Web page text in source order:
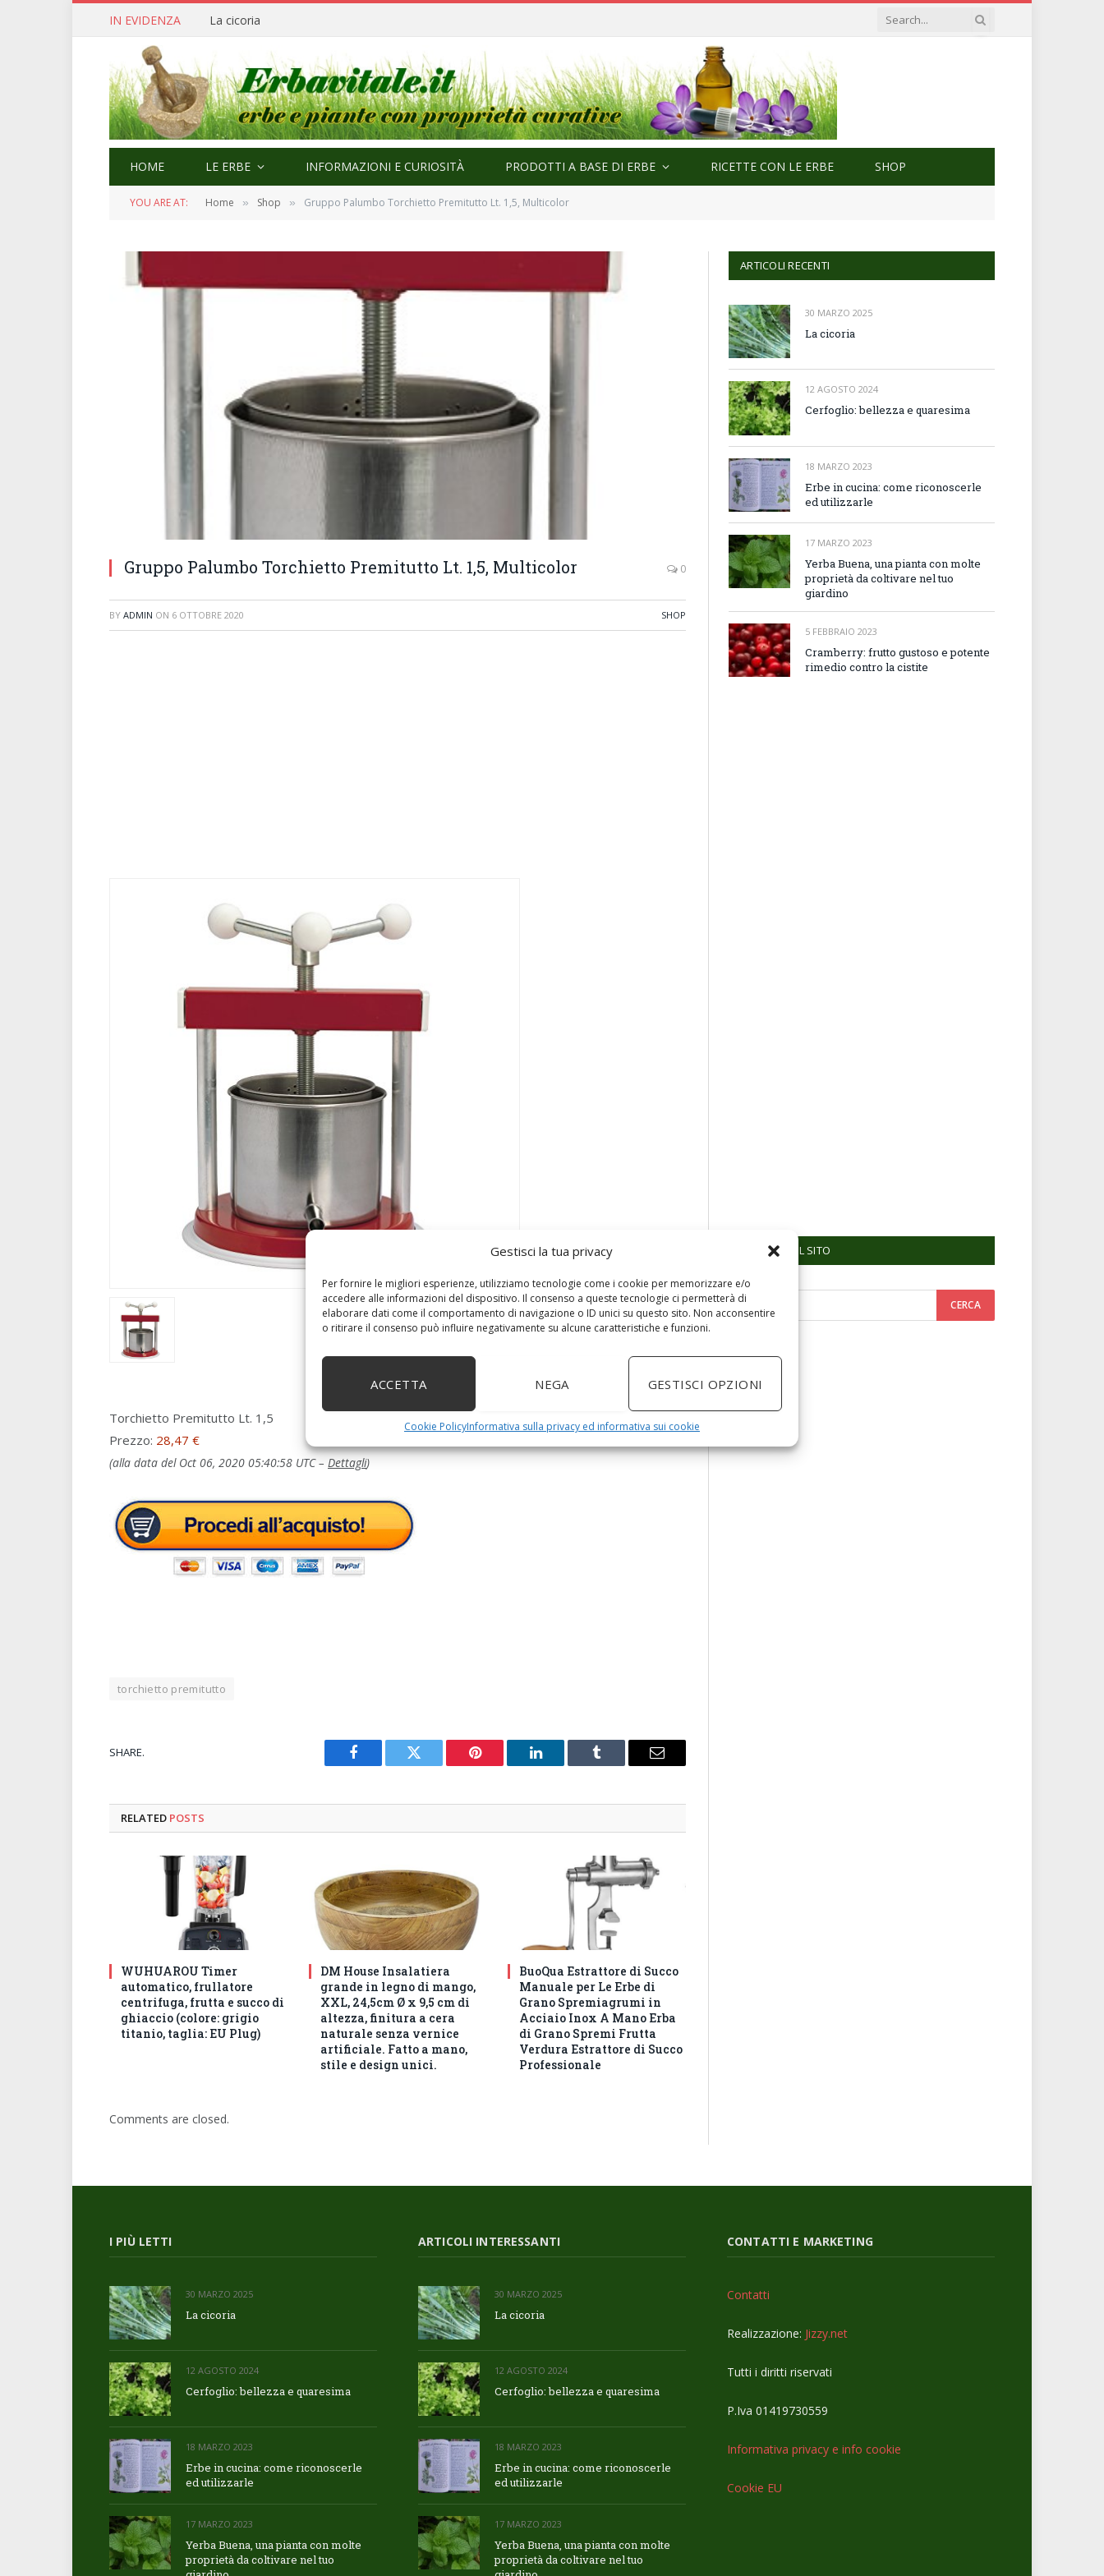
Gestisci la tua privacy
Per fornire le migliori esperienze, utilizziamo tecnologie come i cookie per memorizzare e/o
accedere alle informazioni del dispositivo. Il consenso a queste tecnologie ci permetterà di
elaborare dati come il comportamento di navigazione o ID unici su questo sito. Non acconsentire
o ritirare il consenso può influire negativamente su alcune caratteristiche e funzioni.
ACCETTA NEGA GESTISCI OPZIONI
Cookie PolicyInformativa sulla privacy ed informativa sui cookie
IN EVIDENZA Cerfoglio: bellezza e quaresima
HOME LE ERBE INFORMAZIONI E CURIOSITÀ PRODOTTI A BASE DI ERBE RICETTE CON LE ERBE SHOP
YOU ARE AT: Home » Shop » Gruppo Palumbo Torchietto Premitutto Lt. 1,5, Multicolor
Gruppo Palumbo Torchietto Premitutto Lt. 1,5, Multicolor 0
BY ADMIN ON 6 OTTOBRE 2020 SHOP
Torchietto Premitutto Lt. 1,5
Prezzo: 28,47 €
(alla data del Oct 06, 2020 05:40:58 UTC – Dettagli)
torchietto premitutto
SHARE.
Facebook Twitter Pinterest LinkedIn Tumblr Email
RELATED POSTS
WUHUAROU Timer
automatico, frullatore
centrifuga, frutta e succo di
ghiaccio (colore: grigio
titanio, taglia: EU Plug)
DM House Insalatiera
grande in legno di mango,
XXL, 24,5cm Ø x 9,5 cm di
altezza, finitura a cera
naturale senza vernice
artificiale. Fatto a mano,
stile e design unici.
BuoQua Estrattore di Succo
Manuale per Le Erbe di
Grano Spremiagrumi in
Acciaio Inox A Mano Erba
di Grano Spremi Frutta
Verdura Estrattore di Succo
Professionale
Comments are closed.
ARTICOLI RECENTI
30 MARZO 2025
La cicoria
12 AGOSTO 2024
Cerfoglio: bellezza e quaresima
18 MARZO 2023
Erbe in cucina: come riconoscerle
ed utilizzarle
17 MARZO 2023
Yerba Buena, una pianta con molte
proprietà da coltivare nel tuo
giardino
5 FEBBRAIO 2023
Cramberry: frutto gustoso e potente
rimedio contro la cistite
RICERCA NEL SITO
I PIÙ LETTI
30 MARZO 2025
La cicoria
12 AGOSTO 2024
Cerfoglio: bellezza e quaresima
18 MARZO 2023
Erbe in cucina: come riconoscerle
ed utilizzarle
17 MARZO 2023
Yerba Buena, una pianta con molte
proprietà da coltivare nel tuo
ARTICOLI INTERESSANTI
30 MARZO 2025
La cicoria
12 AGOSTO 2024
Cerfoglio: bellezza e quaresima
18 MARZO 2023
Erbe in cucina: come riconoscerle
ed utilizzarle
17 MARZO 2023
Yerba Buena, una pianta con molte
proprietà da coltivare nel tuo
CONTATTI E MARKETING
Contatti
Realizzazione: Jizzy.net
Tutti i diritti riservati
P.Iva 01419730559
Informativa privacy e info cookie
Cookie EU